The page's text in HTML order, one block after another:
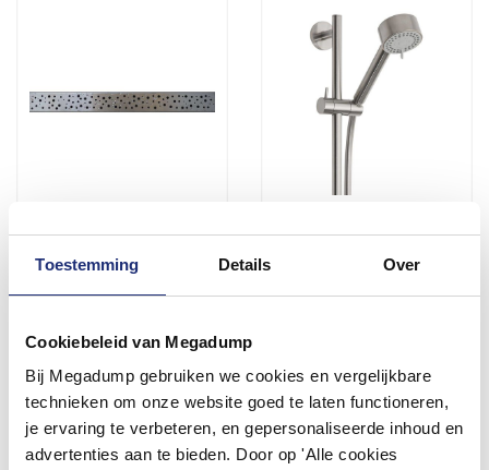
Toestemming Details Over
Cookiebeleid van Megadump
Bij Megadump gebruiken we cookies en vergelijkbare
technieken om onze website goed te laten functioneren,
je ervaring te verbeteren, en gepersonaliseerde inhoud en
advertenties aan te bieden. Door op 'Alle cookies
Rvs Douchegoot Design
Voor 14:00 besteld,
72,54
59,95
Meer info
Glijstangset Compleet
Meer info